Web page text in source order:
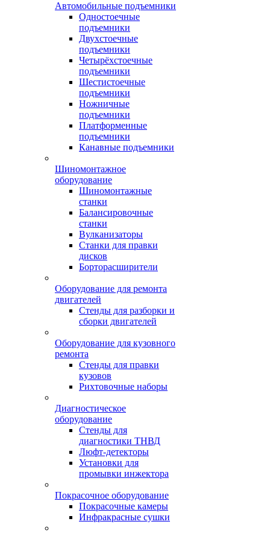
Автомобильные подъемники
Одностоечные
подъемники
Двухстоечные
подъемники
Четырёхстоечные
подъемники
Шестистоечные
подъемники
Ножничные
подъемники
Платформенные
подъемники
Канавные подъемники
Шиномонтажное
оборудование
Шиномонтажные
станки
Балансировочные
станки
Вулканизаторы
Станки для правки
дисков
Борторасширители
Оборудование для ремонта
двигателей
Стенды для разборки и
сборки двигателей
Оборудование для кузовного
ремонта
Стенды для правки
кузовов
Рихтовочные наборы
Диагностическое
оборудование
Стенды для
диагностики ТНВД
Люфт-детекторы
Установки для
промывки инжектора
Покрасочное оборудование
Покрасочные камеры
Инфракрасные сушки